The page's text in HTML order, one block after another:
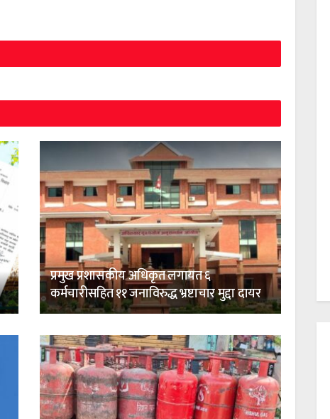
प्रमुख प्रशासकीय अधिकृत लगायत ६
कर्मचारीसहित ११ जनाविरुद्ध भ्रष्टाचार मुद्दा दायर